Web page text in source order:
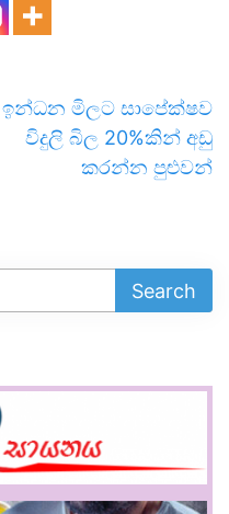
ඉන්ධන මිලට සාපේක්ෂව
විදුලි බිල 20%කින් අඩු
කරන්න පුළුවන්